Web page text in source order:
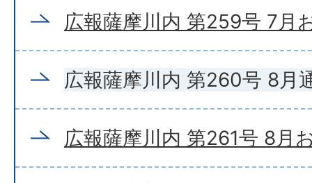
広報薩摩川内 第259号 7月
広報薩摩川内 第260号 8月
広報薩摩川内 第261号 8月